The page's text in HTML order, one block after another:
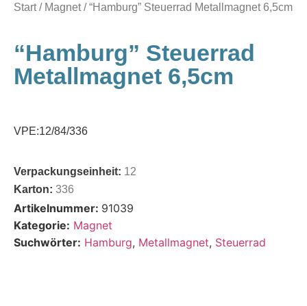
Start/ Magnet/ “Hamburg” Steuerrad Metallmagnet 6,5cm
“Hamburg” Steuerrad
Metallmagnet 6,5cm
VPE:12/84/336
Verpackungseinheit: 12
Karton: 336
Artikelnummer: 91039
Kategorie: Magnet
Suchwörter: Hamburg, Metallmagnet, Steuerrad